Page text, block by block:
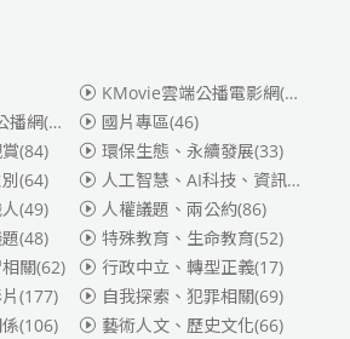
KMovie雲端公播電影網(迪士尼、福斯、索尼)
(華納)
(186)
國片專區(46)
(84) 環保生態、永續發展(33)
(64) 人工智慧、AI科技、資訊安全
(49) 人權議題、兩公約(86)
(48) 特殊教育、生命教育(52)
關(62) 行政中立、轉型正義(17)
(177) 自我探索、犯罪相關(69)
(106) 藝術人文、歷史文化(66)